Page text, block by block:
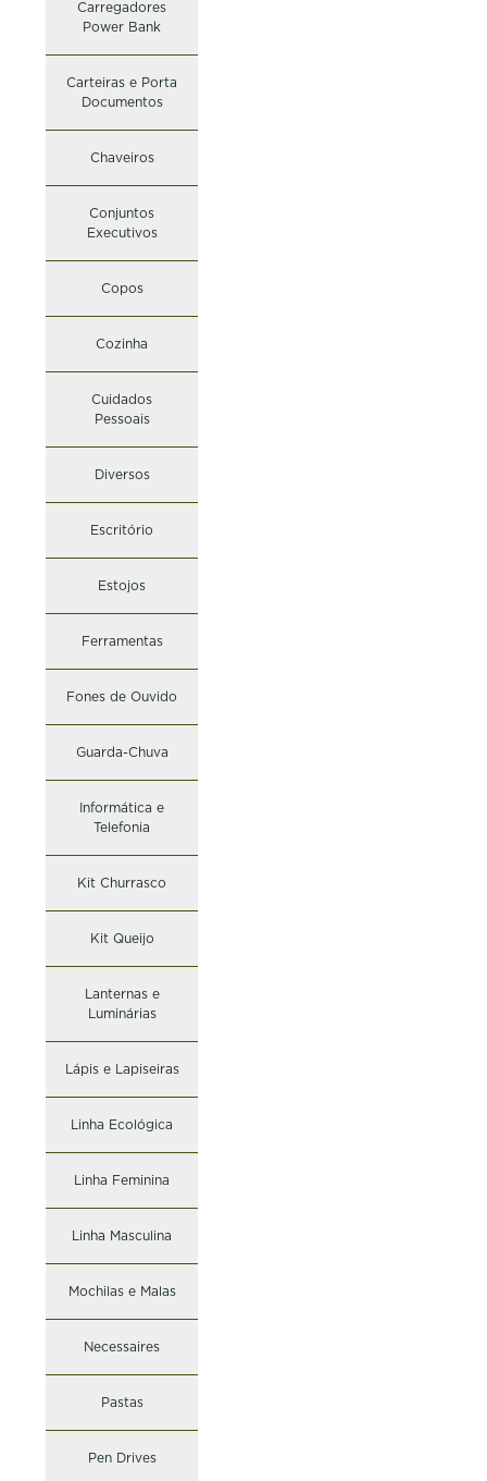
Carregadores
Power Bank
Carteiras e Porta
Documentos
Chaveiros
Conjuntos
Executivos
Copos
Cozinha
Cuidados
Pessoais
Diversos
Escritório
Estojos
Ferramentas
Fones de Ouvido
Guarda-Chuva
Informática e
Telefonia
Kit Churrasco
Kit Queijo
Lanternas e
Luminárias
Lápis e Lapiseiras
Linha Ecológica
Linha Feminina
Linha Masculina
Mochilas e Malas
Necessaires
Pastas
Pen Drives